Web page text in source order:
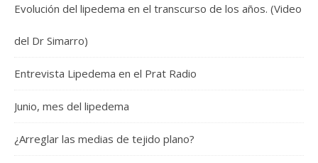
Evolución del lipedema en el transcurso de los años. (Video
del Dr Simarro)
Entrevista Lipedema en el Prat Radio
Junio, mes del lipedema
¿Arreglar las medias de tejido plano?